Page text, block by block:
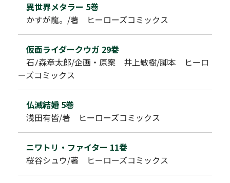
異世界メタラー 5巻
かすが龍。/著 ヒーローズコミックス
仮面ライダークウガ 29巻
石ﾉ森章太郎/企画・原案 井上敏樹/脚本 ヒーロ
ーズコミックス
仏滅結婚 5巻
浅田有皆/著 ヒーローズコミックス
ニワトリ・ファイター 11巻
桜谷シュウ/著 ヒーローズコミックス